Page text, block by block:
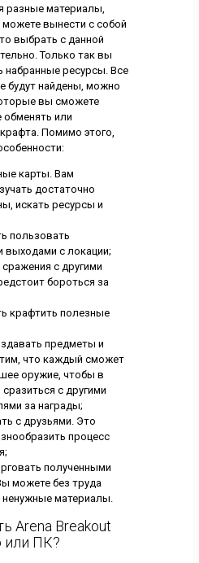
разные материалы,
вынести с собой
выбрать с данной
Только так вы
набранные ресурсы. Все
будут найдены, можно
вы сможете
обменять или
Помимо этого,
карты. Вам
достаточно
искать ресурсы и
пользовать
выходами с локации;
с другими
бороться за
крафтить полезные
предметы и
что каждый сможет
оружие, чтобы в
с другими
за награды;
с друзьями. Это
процесс
полученными
можете без труда
материалы.
Arena Breakout
или ПК?